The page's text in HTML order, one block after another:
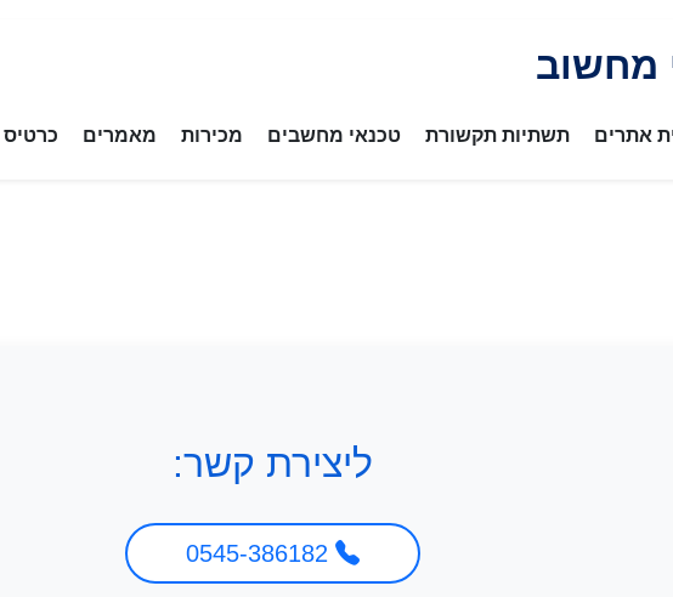
מחשוב
אתרים תשתיות תקשורת טכנאי מחשבים מכירות מאמרים כרטיס
ליצירת קשר: